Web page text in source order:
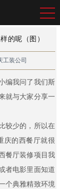
的呢（图）
工装公司
编我问了我们斯
就与大家分享一
较少的，所以在
庆的西餐厅就很
餐厅装修项目我
者电影里面知道
个典雅精致环境